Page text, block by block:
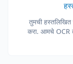
तुमची हस्तलिखित
करा. आमचे OCR